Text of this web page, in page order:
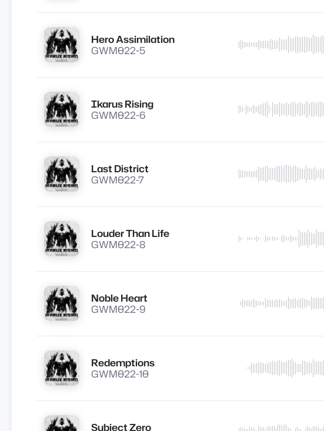
Lire
Hero Assimilation
GWM022-5
Lire
Ikarus Rising
GWM022-6
Lire
Last District
GWM022-7
Lire
Louder Than Life
GWM022-8
Lire
Noble Heart
GWM022-9
Lire
Redemptions
GWM022-10
Subject Zero